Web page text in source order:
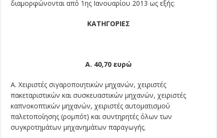
διαμορφώνονται από 1ης Ιανουαρίου 2013 ως εξής:
ΚΑΤΗΓΟΡΙΕΣ
Α. 40,70 ευρώ
Α. Χειριστές σιγαροποιητικών μηχανών, χειριστές
πακεταριστικών και συσκευαστικών μηχανών, χειριστές
καπνοκοπτικών μηχανών, χειριστές αυτοματισμού
παλετοποίησης (ρομπότ) και συντηρητές όλων των
συγκροτημάτων μηχανημάτων παραγωγής.